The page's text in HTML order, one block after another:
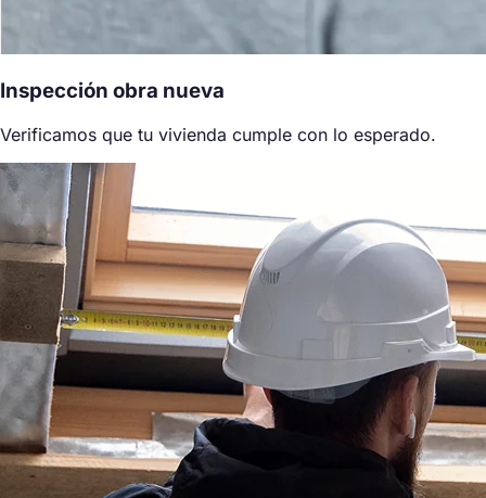
Inspección obra nueva
Verificamos que tu vivienda cumple con lo esperado.